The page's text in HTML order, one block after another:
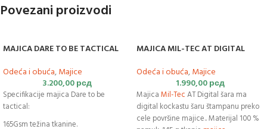
Povezani proizvodi
MAJICA DARE TO BE TACTICAL
Odeća i obuća,Majice
3.200,00рсд
Specifikacije majica Dare to be
tactical:
165Gsm težina tkanine.
MAJICA MIL-TEC AT DIGITAL
Odeća i obuća,Majice
1.990,00рсд
Majica Mil-Tec AT Digital šara ma
digital kockastu šaru štampanu preko
cele površine majice.. Materijal 100 %